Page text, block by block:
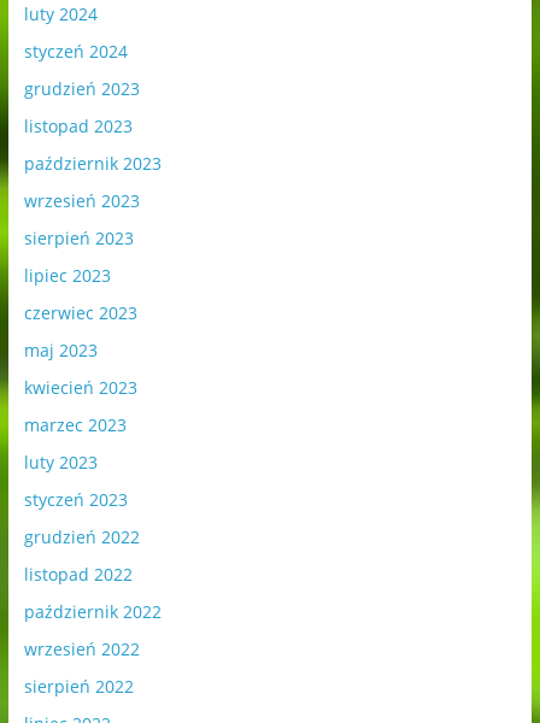
luty 2024
styczeń 2024
grudzień 2023
listopad 2023
październik 2023
wrzesień 2023
sierpień 2023
lipiec 2023
czerwiec 2023
maj 2023
kwiecień 2023
marzec 2023
luty 2023
styczeń 2023
grudzień 2022
listopad 2022
październik 2022
wrzesień 2022
sierpień 2022